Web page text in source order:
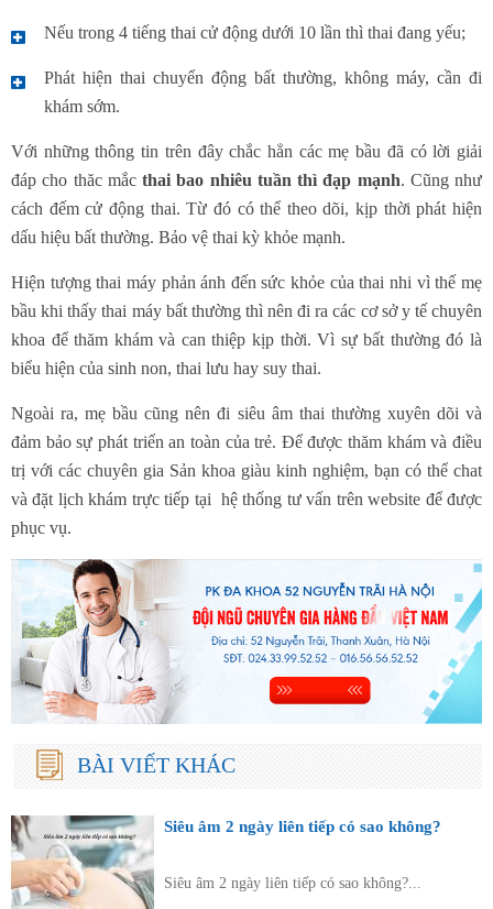
Nếu trong 4 tiếng thai cử động dưới 10 lần thì thai đang yếu;
Phát hiện thai chuyển động bất thường, không máy, cần đi
khám sớm.
Với những thông tin trên đây chắc hẳn các mẹ bầu đã có lời giải
đáp cho thăc mắc thai bao nhiêu tuần thì đạp mạnh. Cũng như
cách đếm cử động thai. Từ đó có thể theo dõi, kịp thời phát hiện
dấu hiệu bất thường. Bảo vệ thai kỳ khỏe mạnh.
Hiện tượng thai máy phản ánh đến sức khỏe của thai nhi vì thế mẹ
bầu khi thấy thai máy bất thường thì nên đi ra các cơ sở y tế chuyên
khoa để thăm khám và can thiệp kịp thời. Vì sự bất thường đó là
biểu hiện của sinh non, thai lưu hay suy thai.
Ngoài ra, mẹ bầu cũng nên đi siêu âm thai thường xuyên dõi và
đảm bảo sự phát triển an toàn của trẻ. Để được thăm khám và điều
trị với các chuyên gia Sản khoa giàu kinh nghiệm, bạn có thể chat
và đặt lịch khám trực tiếp tại hệ thống tư vấn trên website để được
phục vụ.
BÀI VIẾT KHÁC
Siêu âm 2 ngày liên tiếp có sao không?
Siêu âm 2 ngày liên tiếp có sao không?...